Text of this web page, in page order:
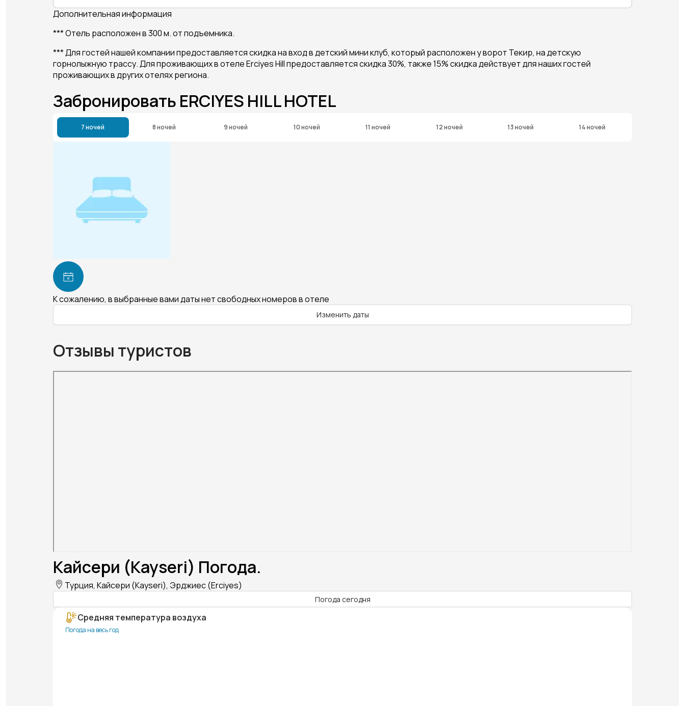
Дополнительная информация
*** Отель расположен в 300 м. от подъемника.
*** Для гостей нашей компании предоставляется скидка на вход в детский мини клуб, который расположен у ворот Текир, на детскую
горнолыжную трассу. Для проживающих в отеле Erciyes Hill предоставляется скидка 30%, также 15% скидка действует для наших гостей
проживающих в других отелях региона.
Забронировать ERCIYES HILL HOTEL
7 ночей 8 ночей 9 ночей 10 ночей 11 ночей 12 ночей 13 ночей 14 ночей
К сожалению, в выбранные вами даты нет свободных номеров в отеле
Изменить даты
Отзывы туристов
Кайсери (Kayseri) Погода.
Турция, Кайсери (Kayseri), Эрджиес (Erciyes)
Погода сегодня
Средняя температура воздуха
Погода на весь год